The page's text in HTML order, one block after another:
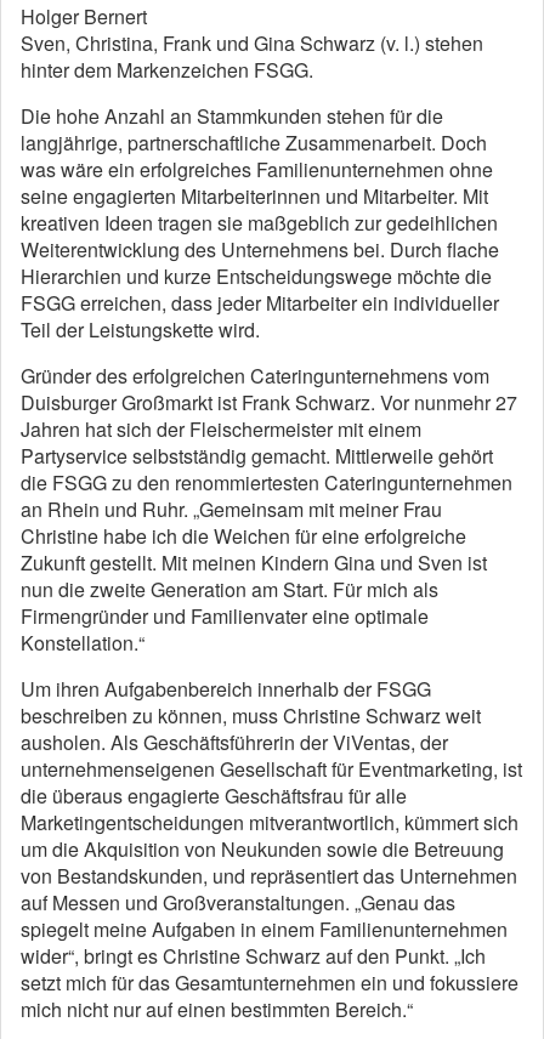
Holger Bernert
Sven, Christina, Frank und Gina Schwarz (v. l.) stehen
hinter dem Markenzeichen FSGG.
Die hohe Anzahl an Stammkunden stehen für die
langjährige, partnerschaftliche Zusammenarbeit. Doch
was wäre ein erfolgreiches Familienunternehmen ohne
seine engagierten Mitarbeiterinnen und Mitarbeiter. Mit
kreativen Ideen tragen sie maßgeblich zur gedeihlichen
Weiterentwicklung des Unternehmens bei. Durch flache
Hierarchien und kurze Entscheidungswege möchte die
FSGG erreichen, dass jeder Mitarbeiter ein individueller
Teil der Leistungskette wird.
Gründer des erfolgreichen Cateringunternehmens vom
Duisburger Großmarkt ist Frank Schwarz. Vor nunmehr 27
Jahren hat sich der Fleischermeister mit einem
Partyservice selbstständig gemacht. Mittlerweile gehört
die FSGG zu den renommiertesten Cateringunternehmen
an Rhein und Ruhr. „Gemeinsam mit meiner Frau
Christine habe ich die Weichen für eine erfolgreiche
Zukunft gestellt. Mit meinen Kindern Gina und Sven ist
nun die zweite Generation am Start. Für mich als
Firmengründer und Familienvater eine optimale
Konstellation.“
Um ihren Aufgabenbereich innerhalb der FSGG
beschreiben zu können, muss Christine Schwarz weit
ausholen. Als Geschäftsführerin der ViVentas, der
unternehmenseigenen Gesellschaft für Eventmarketing, ist
die überaus engagierte Geschäftsfrau für alle
Marketingentscheidungen mitverantwortlich, kümmert sich
um die Akquisition von Neukunden sowie die Betreuung
von Bestandskunden, und repräsentiert das Unternehmen
auf Messen und Großveranstaltungen. „Genau das
spiegelt meine Aufgaben in einem Familienunternehmen
wider“, bringt es Christine Schwarz auf den Punkt. „Ich
setzt mich für das Gesamtunternehmen ein und fokussiere
mich nicht nur auf einen bestimmten Bereich.“